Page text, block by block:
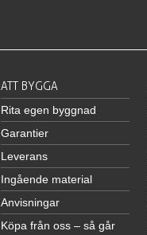
ATT BYGGA
Rita egen byggnad
Garantier
Leverans
Ingående material
Anvisningar
Köpa från oss – så går